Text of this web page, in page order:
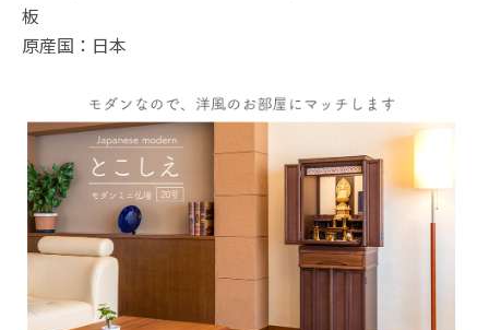
板
原産国：日本